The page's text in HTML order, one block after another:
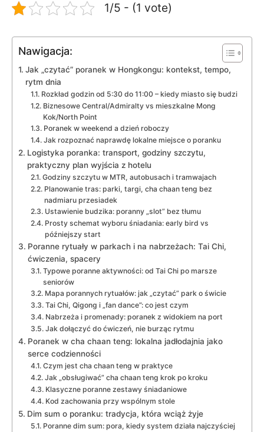
1/5 - (1 vote)
Nawigacja:
Jak „czytać” poranek w Hongkongu: kontekst, tempo,
rytm dnia
Rozkład godzin od 5:30 do 11:00 – kiedy miasto się budzi
Biznesowe Central/Admiralty vs mieszkalne Mong
Kok/North Point
Poranek w weekend a dzień roboczy
Jak rozpoznać naprawdę lokalne miejsce o poranku
Logistyka poranka: transport, godziny szczytu,
praktyczny plan wyjścia z hotelu
Godziny szczytu w MTR, autobusach i tramwajach
Planowanie tras: parki, targi, cha chaan teng bez
nadmiaru przesiadek
Ustawienie budzika: poranny „slot” bez tłumu
Prosty schemat wyboru śniadania: early bird vs
późniejszy start
Poranne rytuały w parkach i na nabrzeżach: Tai Chi,
ćwiczenia, spacery
Typowe poranne aktywności: od Tai Chi po marsze
seniorów
Mapa porannych rytuałów: jak „czytać” park o świcie
Tai Chi, Qigong i „fan dance”: co jest czym
Nabrzeża i promenady: poranek z widokiem na port
Jak dołączyć do ćwiczeń, nie burząc rytmu
Poranek w cha chaan teng: lokalna jadłodajnia jako
serce codzienności
Czym jest cha chaan teng w praktyce
Jak „obsługiwać” cha chaan teng krok po kroku
Klasyczne poranne zestawy śniadaniowe
Kod zachowania przy wspólnym stole
Dim sum o poranku: tradycja, która wciąż żyje
Poranne dim sum: pora, kiedy system działa najczyściej